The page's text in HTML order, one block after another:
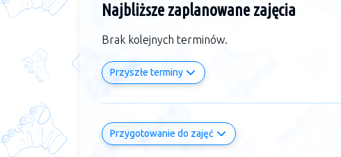
Najbliższe zaplanowane zajęcia
Brak kolejnych terminów.
Przyszłe terminy
Przygotowanie do zajęć